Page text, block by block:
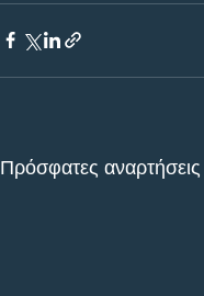
Πρόσφατες αναρτήσεις